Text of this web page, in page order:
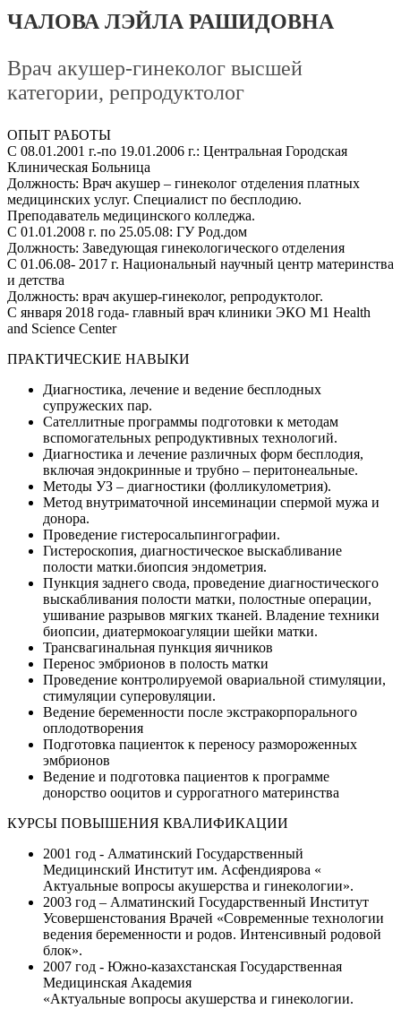
ЧАЛОВА ЛЭЙЛА РАШИДОВНА
Врач акушер-гинеколог высшей
категории, репродуктолог
ОПЫТ РАБОТЫ
С 08.01.2001 г.-по 19.01.2006 г.: Центральная Городская
Клиническая Больница
Должность: Врач акушер – гинеколог отделения платных
медицинских услуг. Специалист по бесплодию.
Преподаватель медицинского колледжа.
С 01.01.2008 г. по 25.05.08: ГУ Род.дом
Должность: Заведующая гинекологического отделения
С 01.06.08- 2017 г. Национальный научный центр материнства
и детства
Должность: врач акушер-гинеколог, репродуктолог.
С января 2018 года- главный врач клиники ЭКО М1 Health
and Science Center
ПРАКТИЧЕСКИЕ НАВЫКИ
Диагностика, лечение и ведение бесплодных
супружеских пар.
Сателлитные программы подготовки к методам
вспомогательных репродуктивных технологий.
Диагностика и лечение различных форм бесплодия,
включая эндокринные и трубно – перитонеальные.
Методы УЗ – диагностики (фолликулометрия).
Метод внутриматочной инсеминации спермой мужа и
донора.
Проведение гистеросальпингографии.
Гистероскопия, диагностическое выскабливание
полости матки.биопсия эндометрия.
Пункция заднего свода, проведение диагностического
выскабливания полости матки, полостные операции,
ушивание разрывов мягких тканей. Владение техники
биопсии, диатермокоагуляции шейки матки.
Трансвагинальная пункция яичников
Перенос эмбрионов в полость матки
Проведение контролируемой овариальной стимуляции,
стимуляции суперовуляции.
Ведение беременности после экстракорпорального
оплодотворения
Подготовка пациенток к переносу размороженных
эмбрионов
Ведение и подготовка пациентов к программе
донорство ооцитов и суррогатного материнства
КУРСЫ ПОВЫШЕНИЯ КВАЛИФИКАЦИИ
2001 год - Алматинский Государственный
Медицинский Институт им. Асфендиярова «
Актуальные вопросы акушерства и гинекологии».
2003 год – Алматинский Государственный Институт
Усовершенстования Врачей «Современные технологии
ведения беременности и родов. Интенсивный родовой
блок».
2007 год - Южно-казахстанская Государственная
Медицинская Академия
«Актуальные вопросы акушерства и гинекологии.